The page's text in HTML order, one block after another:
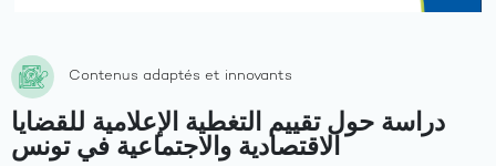
Contenus adaptés et innovants
دراسة حول تقييم التغطية الإعلامية للقضايا
الاقتصادية والاجتماعية في تونس